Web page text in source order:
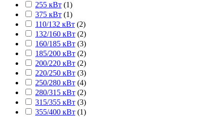
255 кВт (1)
375 кВт (1)
110/132 кВт (2)
132/160 кВт (2)
160/185 кВт (3)
185/200 кВт (2)
200/220 кВт (2)
220/250 кВт (3)
250/280 кВт (4)
280/315 кВт (2)
315/355 кВт (3)
355/400 кВт (1)